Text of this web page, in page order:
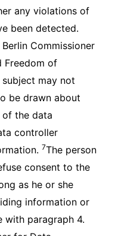
any violations of
been detected.
Commissioner
Freedom of
may not
be drawn about
the data
controller
7The person
consent to the
as he or she
information or
with paragraph 4.